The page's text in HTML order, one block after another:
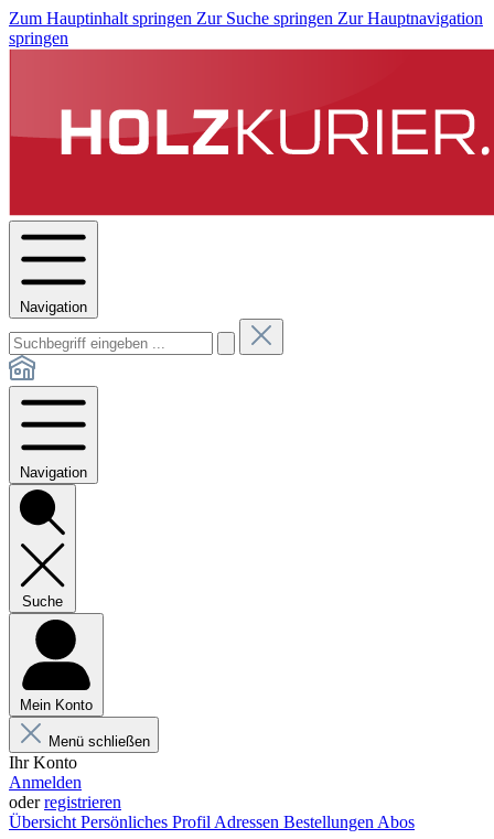
Zum Hauptinhalt springen Zur Suche springen Zur Hauptnavigation
springen
Navigation
Navigation
Suche
Mein Konto
Menü schließen
Ihr Konto
Anmelden
oderregistrieren
Übersicht Persönliches Profil Adressen Bestellungen Abos